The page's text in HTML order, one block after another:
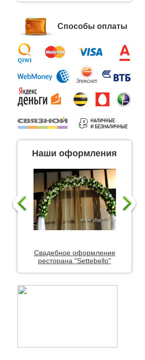
Способы оплаты
Наши оформления
Свадебное оформление
ресторана "Settebello"